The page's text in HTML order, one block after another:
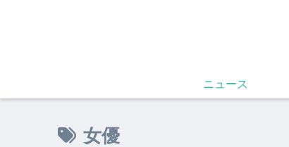
ニュース
女優